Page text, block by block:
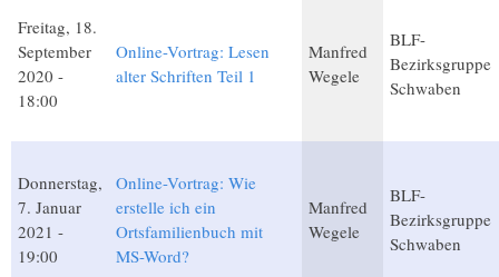
Freitag, 18.
September
2020 -
18:00
Online-Vortrag: Lesen
alter Schriften Teil 1
Manfred
Wegele
BLF-
Bezirksgruppe
Schwaben
Donnerstag,
7. Januar
2021 -
19:00
Online-Vortrag: Wie
erstelle ich ein
Ortsfamilienbuch mit
MS-Word?
Manfred
Wegele
BLF-
Bezirksgruppe
Schwaben